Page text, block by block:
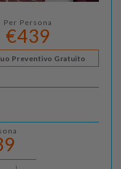
Per Persona
€439
Preventivo Gratuito